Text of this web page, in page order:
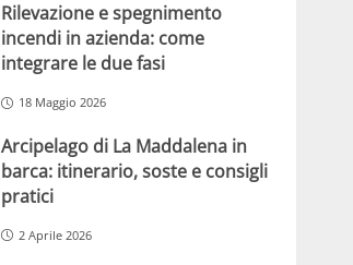
Rilevazione e spegnimento
incendi in azienda: come
integrare le due fasi
18 Maggio 2026
Arcipelago di La Maddalena in
barca: itinerario, soste e consigli
pratici
2 Aprile 2026